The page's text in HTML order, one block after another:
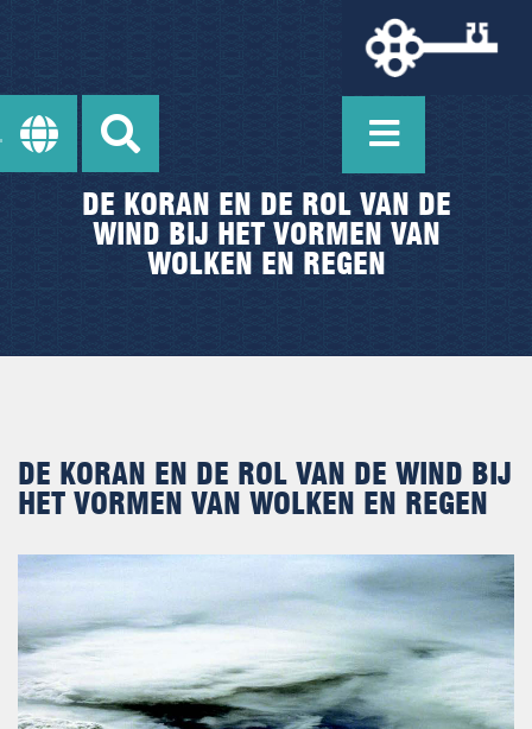
DE KORAN EN DE ROL VAN DE
WIND BIJ HET VORMEN VAN
WOLKEN EN REGEN
DE KORAN EN DE ROL VAN DE WIND BIJ
HET VORMEN VAN WOLKEN EN REGEN